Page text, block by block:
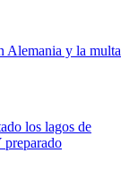
Alemania y la multa
los lagos de